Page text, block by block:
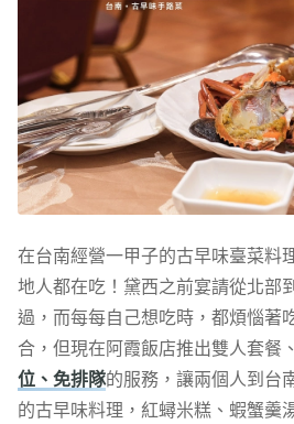
在台南經營一甲子的古早味臺菜料
地人都在吃！黛西之前宴請從北部
過，而每每自己想吃時，都煩惱著
合，但現在阿霞飯店推出雙人套餐
位、免排隊的服務，讓兩個人到台
的古早味料理，紅蟳米糕、蝦蟹羹